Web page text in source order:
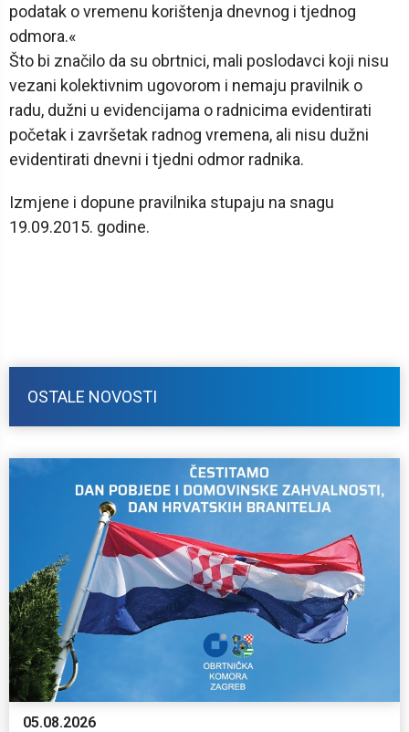
podatak o vremenu korištenja dnevnog i tjednog
odmora.«
Što bi značilo da su obrtnici, mali poslodavci koji nisu
vezani kolektivnim ugovorom i nemaju pravilnik o
radu, dužni u evidencijama o radnicima evidentirati
početak i završetak radnog vremena, ali nisu dužni
evidentirati dnevni i tjedni odmor radnika.
Izmjene i dopune pravilnika stupaju na snagu
19.09.2015. godine.
OSTALE NOVOSTI
05.08.2026